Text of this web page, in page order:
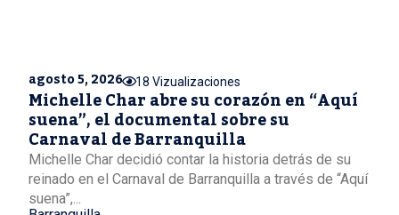
agosto 5, 2026 18 Vizualizaciones
Michelle Char abre su corazón en “Aquí
suena”, el documental sobre su
Carnaval de Barranquilla
Michelle Char decidió contar la historia detrás de su
reinado en el Carnaval de Barranquilla a través de “Aquí
suena”,...